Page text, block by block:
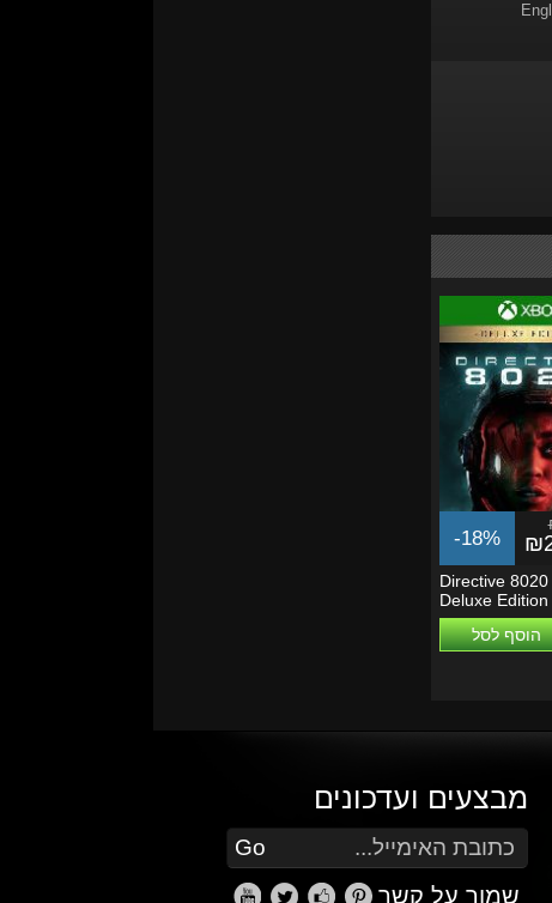
-18%
Directive 8020
Deluxe
Series X|S
הוסף לסל
מבצעים ועדכונים
הזן את כתובת הדוא"ל שלך כדי להירשם לעדכונים ומבצעים
Go
שמור על קשר